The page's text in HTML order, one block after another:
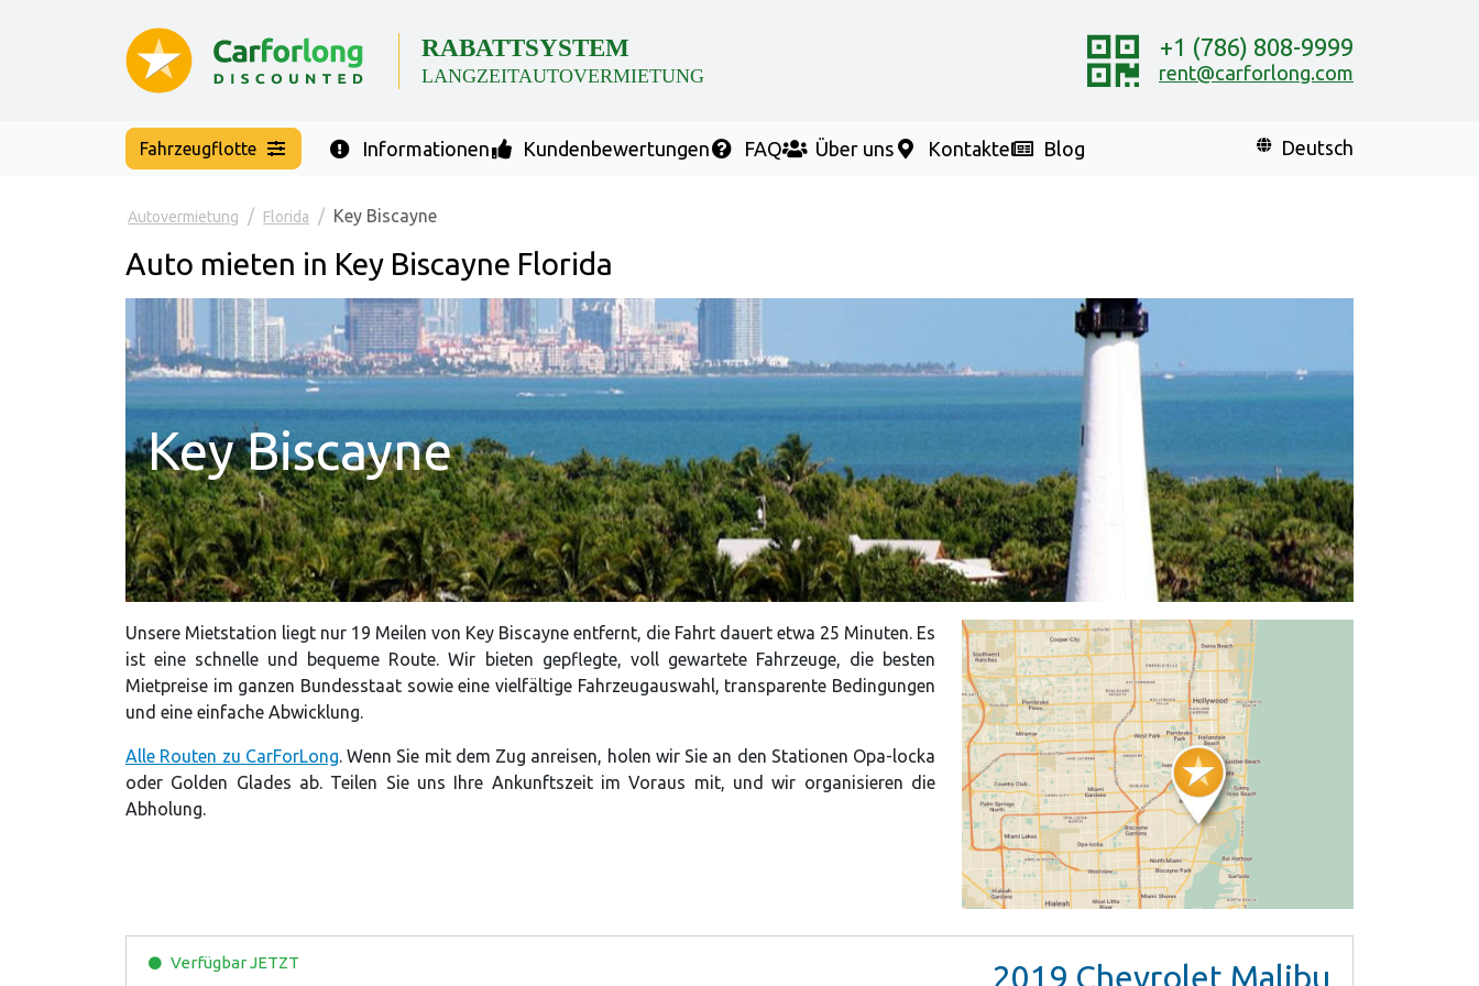
RABATTSYSTEM
LANGZEITAUTOVERMIETUNG
+1 (786) 808-9999
rent@carforlong.com
Fahrzeugflotte Informationen Kundenbewertungen FAQ Über uns Kontakte Blog Deutsch
Autovermietung Florida Key Biscayne
Auto mieten in Key Biscayne Florida
Key Biscayne
Unsere Mietstation liegt nur 19 Meilen von Key Biscayne entfernt, die Fahrt dauert etwa 25 Minuten. Es
ist eine schnelle und bequeme Route. Wir bieten gepflegte, voll gewartete Fahrzeuge, die besten
Mietpreise im ganzen Bundesstaat sowie eine vielfältige Fahrzeugauswahl, transparente Bedingungen
und eine einfache Abwicklung.
Alle Routen zu CarForLong . Wenn Sie mit dem Zug anreisen, holen wir Sie an den Stationen Opa-locka
oder Golden Glades ab. Teilen Sie uns Ihre Ankunftszeit im Voraus mit, und wir organisieren die
Abholung.
VerfügbarJETZT 2019 Chevrolet Malibu